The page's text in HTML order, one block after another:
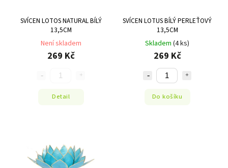
SVÍCEN LOTOS NATURAL BÍLÝ
13,5CM
Není skladem
269 Kč
Detail
SVÍCEN LOTUS BÍLÝ PERLEŤOVÝ
13,5CM
Skladem (4 ks)
269 Kč
Do košíku